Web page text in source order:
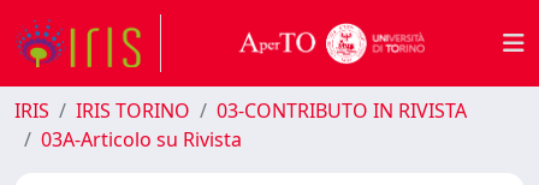
IRIS IRIS TORINO
03-CONTRIBUTO IN RIVISTA
03A-Articolo su Rivista